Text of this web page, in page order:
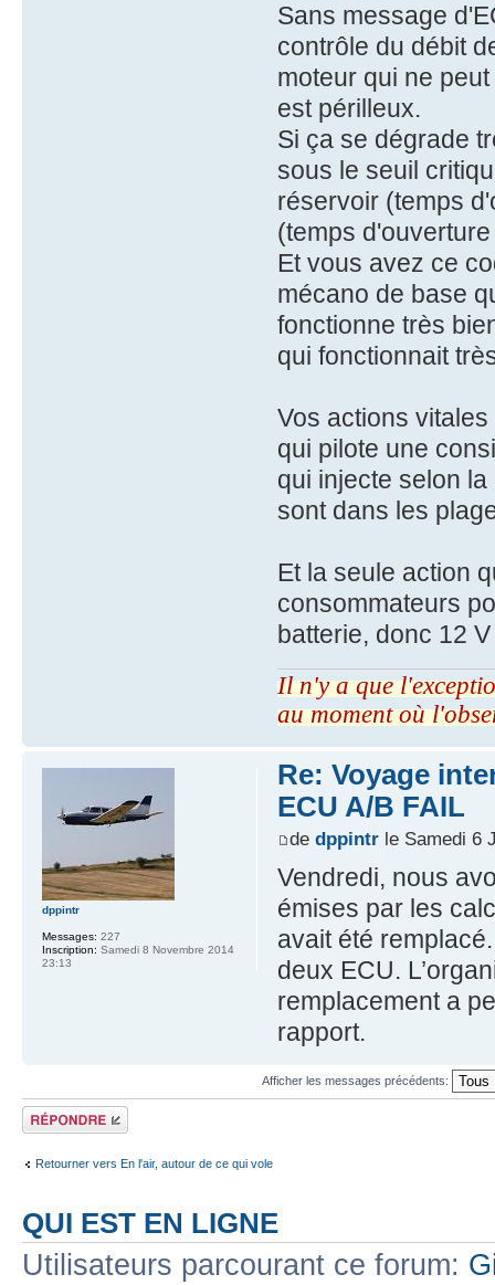
Sans message
contrôle du débit
moteur qui ne
est périlleux.
Si ça se dégrade
sous le seuil
réservoir (temps
(temps
Et vous avez ce
mécano de base
fonctionne très
qui fonctionnait
Vos actions
qui pilote une
qui injecte selon
sont dans les
Et la seule action
consommateurs
batterie, donc 12
Il n'y a que
au moment où
Re: Voyage
ECU A/B FAIL
de dppintrle Samedi 6
Vendredi, nous
émises par les
avait été
deux ECU.
remplacement a
rapport.
dppintr
Messages: 227
Inscription: Samedi 8 Novembre 2014
23:13
Afficher les messages précédents:
Répondre
Retourner vers En l'air, autour de ce qui vole
QUI EST EN LIGNE
Utilisateurs parcourant ce forum: